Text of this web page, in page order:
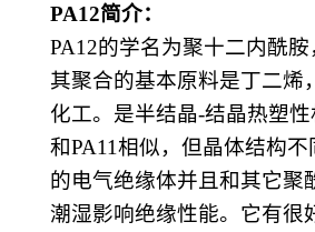
PA12简介：
PA12的学名为聚十二内酰胺
其聚合的基本原料是丁二烯
化工。是半结晶-结晶热塑性
和PA11相似，但晶体结构不
的电气绝缘体并且和其它聚
潮湿影响绝缘性能。它有很